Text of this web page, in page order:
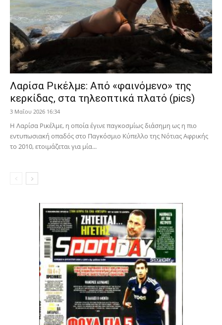
Λαρίσα Ρικέλμε: Από «φαινόμενο» της
κερκίδας, στα τηλεοπτικά πλατό (pics)
3 Μαΐου 2026 16:34
Η Λαρίσα Ρικέλμε, η οποία έγινε παγκοσμίως διάσημη ως η πιο
εντυπωσιακή οπαδός στο Παγκόσμιο Κύπελλο της Νότιας Αφρικής
το 2010, ετοιμάζεται για μία...